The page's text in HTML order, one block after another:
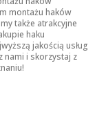
montażu haków
także atrakcyjne
haku
jakością usług
nami i skorzystaj z